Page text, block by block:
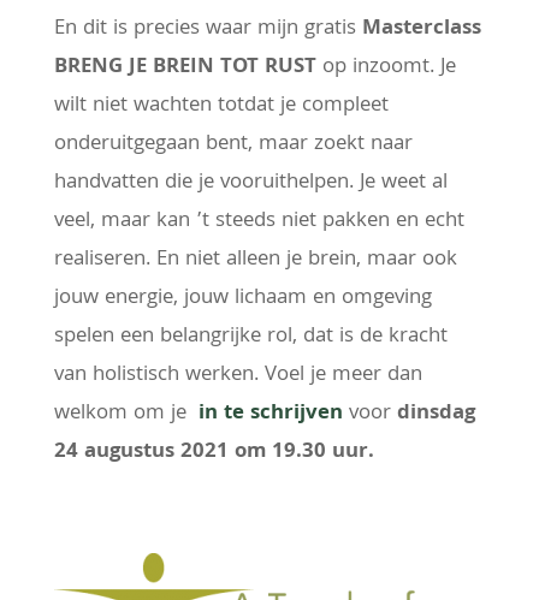
En dit is precies waar mijn gratis Masterclass
BRENG JE BREIN TOT RUSTop inzoomt. Je
wilt niet wachten totdat je compleet
onderuitgegaan bent, maar zoekt naar
handvatten die je vooruithelpen. Je weet al
veel, maar kan ’t steeds niet pakken en echt
realiseren. En niet alleen je brein, maar ook
jouw energie, jouw lichaam en omgeving
spelen een belangrijke rol, dat is de kracht
van holistisch werken. Voel je meer dan
welkom om je in te schrijven voordinsdag
24 augustus 2021 om 19.30 uur.